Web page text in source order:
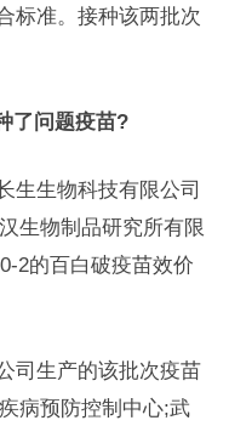
标准。接种该两批次
了问题疫苗?
生生物科技有限公司
生物制品研究所有限
2的百白破疫苗效价
司生产的该批次疫苗
病预防控制中心;武